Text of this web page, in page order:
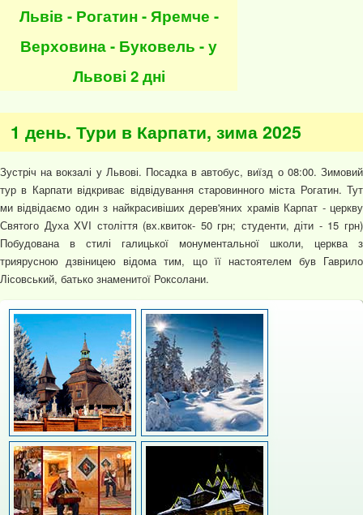
Львів - Рогатин - Яремче -
Верховина - Буковель - у
Львові 2 дні
1 день. Тури в Карпати, зима 2025
Зустріч на вокзалі у Львові. Посадка в автобус, виїзд о 08:00. Зимовий
тур в Карпати відкриває відвідування старовинного міста Рогатин. Тут
ми відвідаємо один з найкрасивіших дерев'яних храмів Карпат - церкву
Святого Духа XVI століття (вх.квиток- 50 грн; студенти, діти - 15 грн)
Побудована в стилі галицької монументальної школи, церква з
триярусною дзвіницею відома тим, що її настоятелем був Гаврило
Лісовський, батько знаменитої Роксолани.